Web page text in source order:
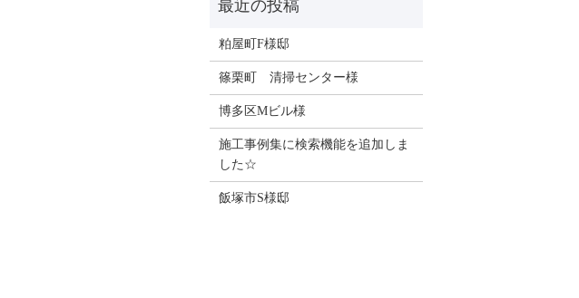
粕屋町F様邸
篠栗町 清掃センター様
博多区Mビル様
施工事例集に検索機能を追加しま
した☆
飯塚市S様邸